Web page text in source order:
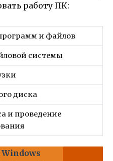
работу ПК:
и файлов
системы
диска
и проведение
Windows